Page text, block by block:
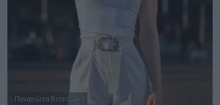
Παναγιώτα Βιτετζάκη